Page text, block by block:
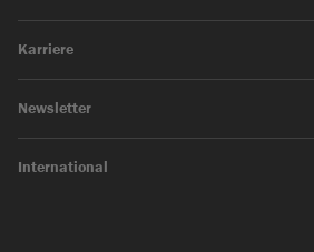
Karriere
Newsletter
International